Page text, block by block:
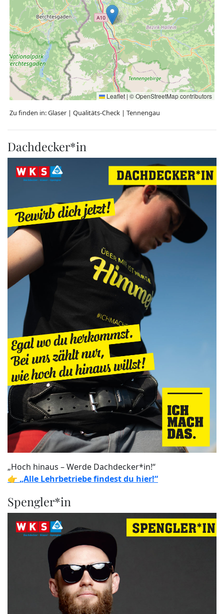
Leaflet | ©OpenStreetMapcontributors
Zu finden in:Glaser | Qualitäts-Check | Tennengau
Dachdecker*in
„Hoch hinaus – Werde Dachdecker*in!“
👉 „Alle Lehrbetriebe findest du hier!“
Spengler*in